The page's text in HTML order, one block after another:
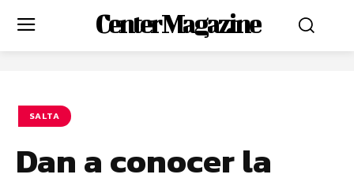
Center Magazine
SALTA
Dan a conocer la